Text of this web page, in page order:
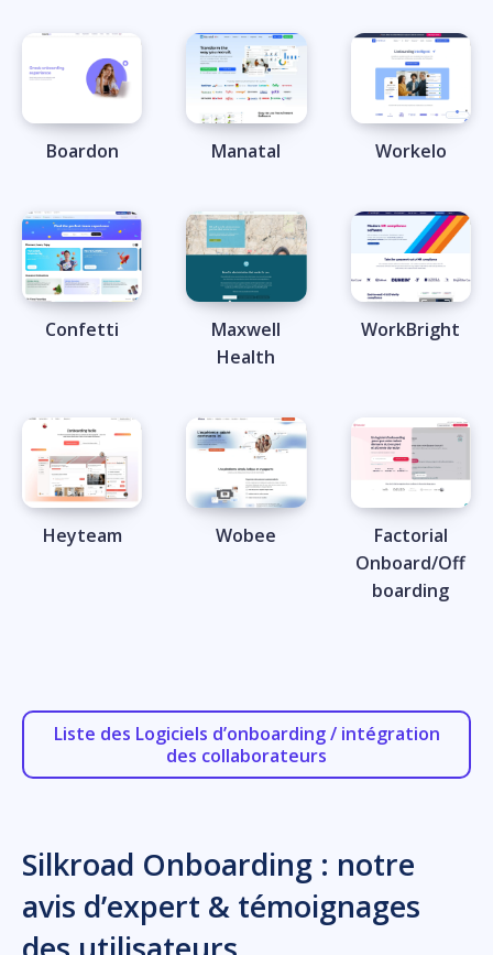
Boardon Manatal Workelo
Confetti
Maxwell
Health
WorkBright
Heyteam Wobee
Factorial
Onboard/Off
boarding
Liste des Logiciels d’onboarding / intégration
des collaborateurs
Silkroad Onboarding : notre
avis d’expert & témoignages